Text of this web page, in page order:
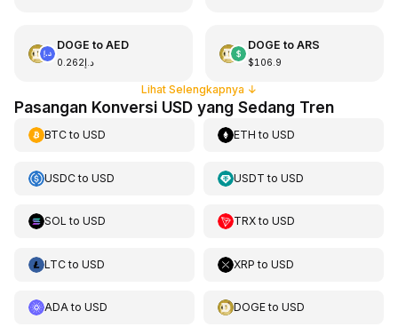
DOGE to AED
د.إ0.262
DOGE to ARS
$106.9
Lihat Selengkapnya ↓
Pasangan Konversi USD yang Sedang Tren
BTCto USD ETH toUSD
USDCto USD USDT toUSD
SOL to USD TRXtoUSD
LTCto USD XRP toUSD
ADAto USD DOGEtoUSD